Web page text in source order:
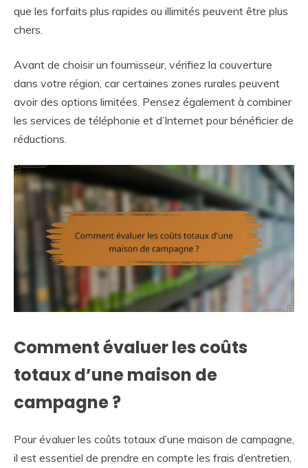
que les forfaits plus rapides ou illimités peuvent être plus
chers.
Avant de choisir un fournisseur, vérifiez la couverture
dans votre région, car certaines zones rurales peuvent
avoir des options limitées. Pensez également à combiner
les services de téléphonie et d’Internet pour bénéficier de
réductions.
Comment évaluer les coûts
totaux d’une maison de
campagne ?
Pour évaluer les coûts totaux d’une maison de campagne,
il est essentiel de prendre en compte les frais d’entretien,